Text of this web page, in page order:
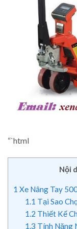
“`html
Nội
1 Xe Nâng Tay
1.1 Tại Sao
1.2 Thiết Kế
1.3 Tính Năng